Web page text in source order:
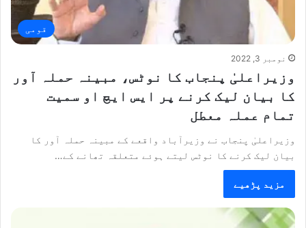
قومی
نومبر 3, 2022
وزیراعلیٰ پنجاب کا نوٹس، مبینہ حملہ آور
کا بیان لیک کرنے پر ایس ایچ او سمیت
تمام عملہ معطل
وزیراعلیٰ پنجاب نے وزیرآباد واقعے کے مبینہ حملہ آور کا
بیان لیک کرنے کا نوٹس لیتے ہوئے متعلقہ تھانے کے…
مزید پڑھیے